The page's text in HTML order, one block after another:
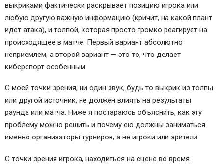
выкриками фактически раскрывает позицию игрока или
любую другую важную информацию (кричит, на какой плант
идет атака), и толпой, которая просто громко реагирует на
происходящее в матче. Первый вариант абсолютно
неприемлем, а второй вариант — это то, что делает
киберспорт особенным.
С моей точки зрения, ни один звук, будь то выкрик из толпы
или другой источник, не должен влиять на результаты
раунда или матча. Ниже я постараюсь объяснить, как эту
проблему можно решить и почему ею должны заниматься
именно организаторы турниров, а не игроки или зрители.
С точки зрения игрока, находиться на сцене во время